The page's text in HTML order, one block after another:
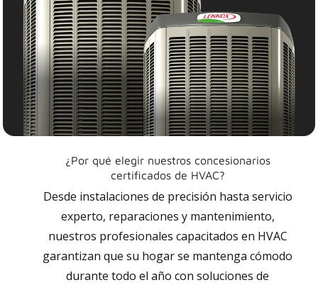
¿Por qué elegir nuestros concesionarios
certificados de HVAC?
Desde instalaciones de precisión hasta servicio
experto, reparaciones y mantenimiento,
nuestros profesionales capacitados en HVAC
garantizan que su hogar se mantenga cómodo
durante todo el año con soluciones de